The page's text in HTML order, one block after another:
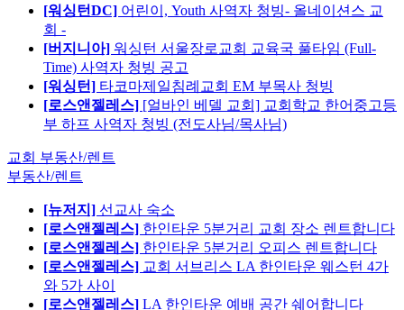
[워싱턴DC] 어린이, Youth 사역자 청빙- 올네이션스 교
회 -
[버지니아] 워싱턴 서울장로교회 교육국 풀타임 (Full-
Time) 사역자 청빙 공고
[워싱턴] 타코마제일침례교회 EM 부목사 청빙
[로스앤젤레스] [얼바인 베델 교회] 교회학교 한어중고등
부 하프 사역자 청빙 (전도사님/목사님)
교회 부동산/렌트
부동산/렌트
[뉴저지] 선교사 숙소
[로스앤젤레스] 한인타운 5분거리 교회 장소 렌트합니다
[로스앤젤레스] 한인타운 5분거리 오피스 렌트합니다
[로스앤젤레스] 교회 서브리스 LA 한인타운 웨스턴 4가
와 5가 사이
[로스앤젤레스] LA 한인타운 예배 공간 쉐어합니다